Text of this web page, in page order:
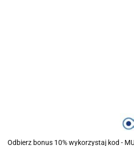
Odbierz bonus 10% wykorzystaj kod -